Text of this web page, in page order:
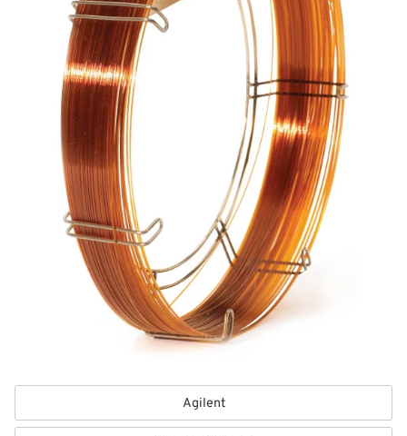
standardsortimentet, kan olika varianter beställas
som ”custom made” kolonner.
Kontakta då ossför
mera information.
Alla GC-kolonner är individuellt testade med en
testblandning specifikt sammansatt för den aktuella
kolonnen, vilket garanterar en mycket hög kvalitet
och reproducerbarhet på kolonnerna. Varje kolonn
levereras med dess specifika testkromatogram.
Agilent